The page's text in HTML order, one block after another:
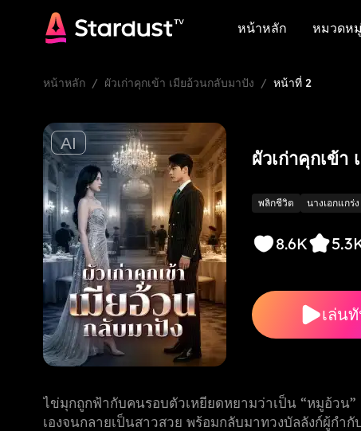
หน้าหลัก
หมวดหมู่
หน้าหลัก / ผัวเก่าคุกเข้า เมียอ้วนกลับมาปัง / หน้าที่ 2
AI
ผัวเก่าคุกเข้า
พลิกชีวิต นางเอกแกร่ง
8.6K
เล่น
ไข่มุกถูกฟ้ากับคนรอบตัวเหยียดหยามว่าเป็น “หมูอ้วน”
เองจนกลายเป็นสาวสวย พร้อมกลับมาทวงบัลลังก์ผู้กำ